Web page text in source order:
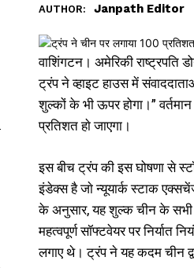
AUTHOR: Janpath Editor
वाशिंगटन। अमेरिकी राष्ट्रपति
ट्रंप ने व्हाइट हाउस में
शुल्कों के भी ऊपर होगा।”
प्रतिशत हाे जाएगा।
इस बीच ट्रंप की इस घोषणा से
इंडेक्स है जाे न्यूयार्क स्टाक
के अनुसार, यह शुल्क चीन के सभी
महत्वपूर्ण सॉफ्टवेयर पर
लगाए थे। ट्रंप ने यह कदम चीन